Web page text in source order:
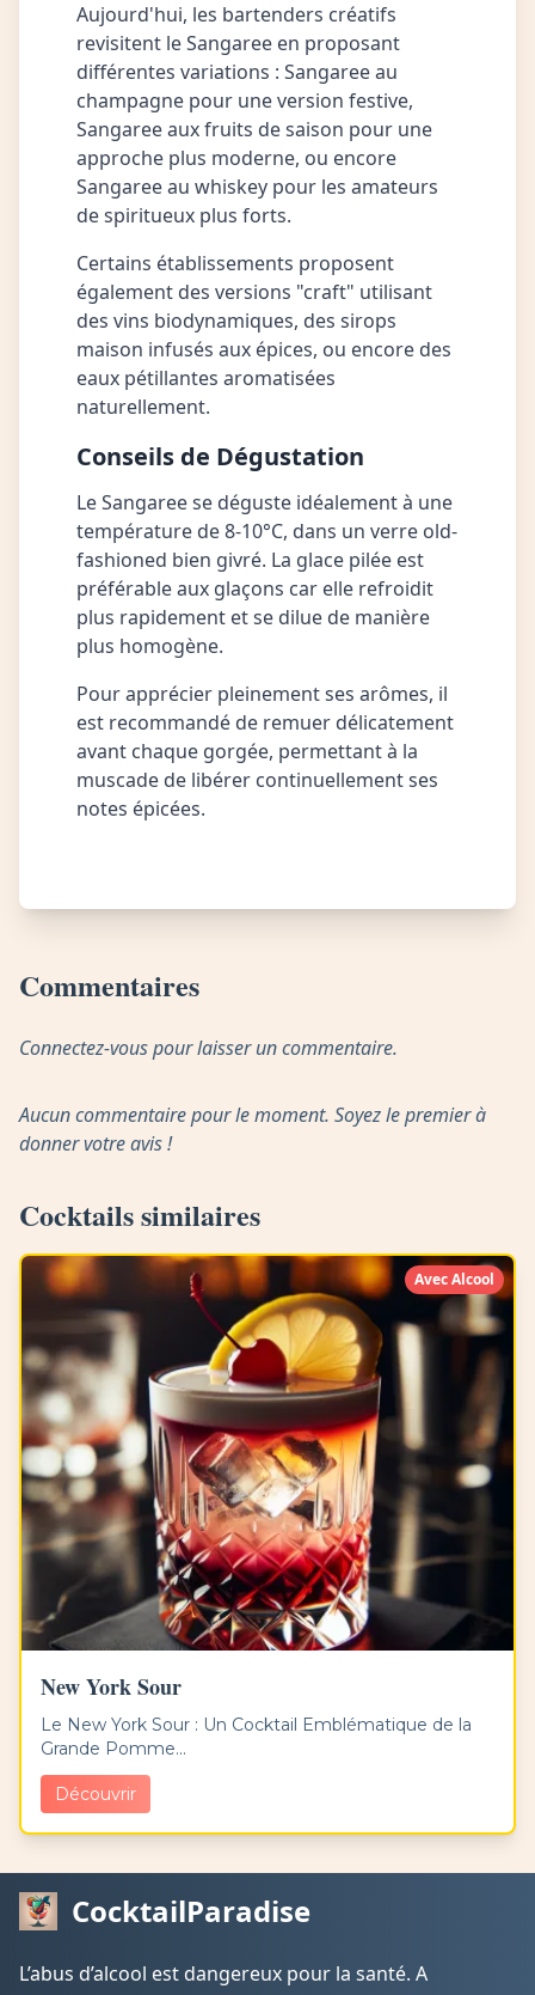
Aujourd'hui, les bartenders créatifs
revisitent le Sangaree en proposant
différentes variations : Sangaree au
champagne pour une version festive,
Sangaree aux fruits de saison pour une
approche plus moderne, ou encore
Sangaree au whiskey pour les amateurs
de spiritueux plus forts.
Certains établissements proposent
également des versions "craft" utilisant
des vins biodynamiques, des sirops
maison infusés aux épices, ou encore des
eaux pétillantes aromatisées
naturellement.
Conseils de Dégustation
Le Sangaree se déguste idéalement à une
température de 8-10°C, dans un verre old-
fashioned bien givré. La glace pilée est
préférable aux glaçons car elle refroidit
plus rapidement et se dilue de manière
plus homogène.
Pour apprécier pleinement ses arômes, il
est recommandé de remuer délicatement
avant chaque gorgée, permettant à la
muscade de libérer continuellement ses
notes épicées.
Commentaires
Connectez-vous pour laisser un commentaire.
Aucun commentaire pour le moment. Soyez le premier à
donner votre avis !
Cocktails similaires
Avec Alcool
New York Sour
Le New York Sour : Un Cocktail Emblématique de la
Grande Pomme...
Découvrir
CocktailParadise
L’abus d’alcool est dangereux pour la santé. A